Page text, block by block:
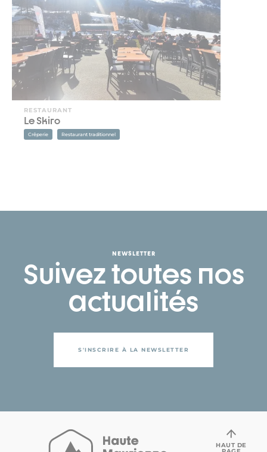
RESTAURANT
Le Skiro
Crêperie Restaurant traditionnel
NEWSLETTER
Suivez toutes nos
actualités
S'INSCRIRE À LA NEWSLETTER
HAUT DE